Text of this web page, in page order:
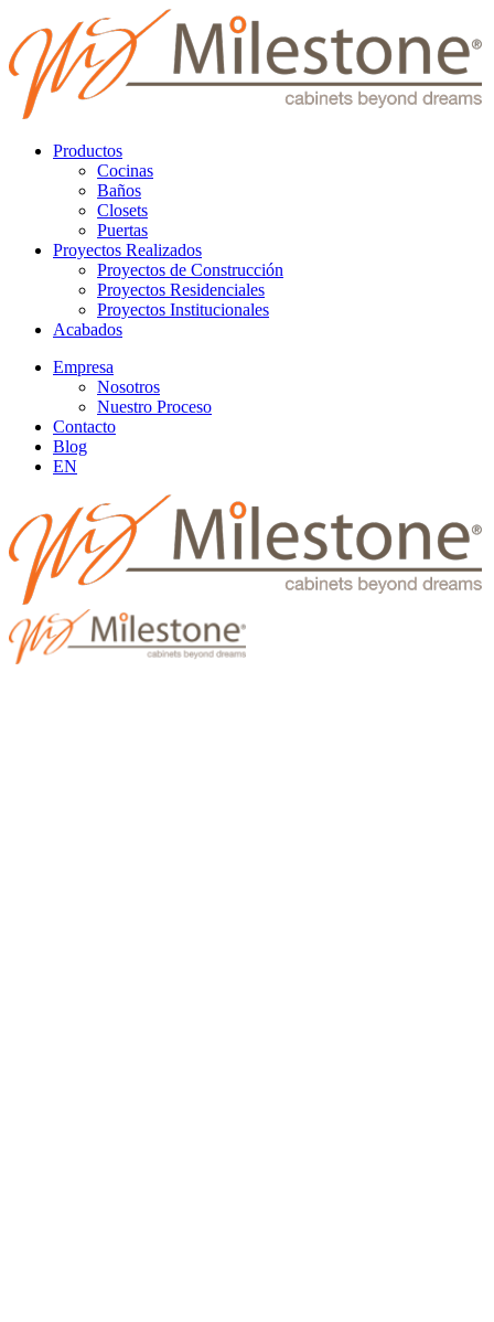
Productos
Cocinas
Baños
Closets
Puertas
Proyectos Realizados
Proyectos de Construcción
Proyectos Residenciales
Proyectos Institucionales
Acabados
Empresa
Nosotros
Nuestro Proceso
Contacto
Blog
EN